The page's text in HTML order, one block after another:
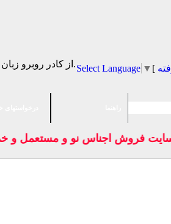
از كادر روبرو زبان مورد نظر را انتخاب نماييد.Select Language ▼ [
سايت فروش اجناس نو و مستعمل و